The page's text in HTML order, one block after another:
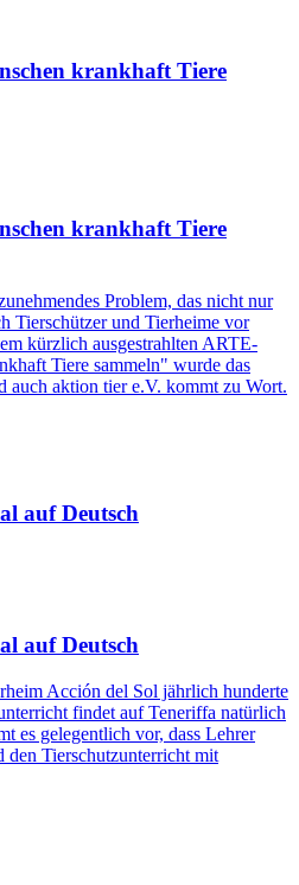
krankhaft Tiere
krankhaft Tiere
Problem, das nicht nur
Tierschützer und Tierheime vor
kürzlich ausgestrahlten ARTE-
Tiere sammeln" wurde das
auch aktion tier e.V. kommt zu Wort.
auf Deutsch
auf Deutsch
Acción del Sol jährlich hunderte
findet auf Teneriffa natürlich
es gelegentlich vor, dass Lehrer
den Tierschutzunterricht mit